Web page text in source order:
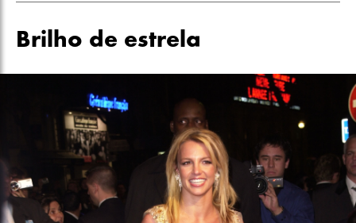
Brilho de estrela